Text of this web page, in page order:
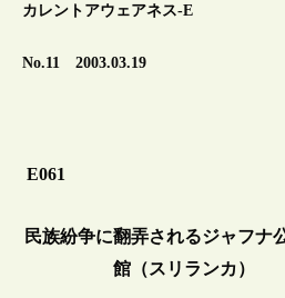
カレントアウェアネス-E
No.11 2003.03.19
E061
民族紛争に翻弄されるジャフナ
館（スリランカ）